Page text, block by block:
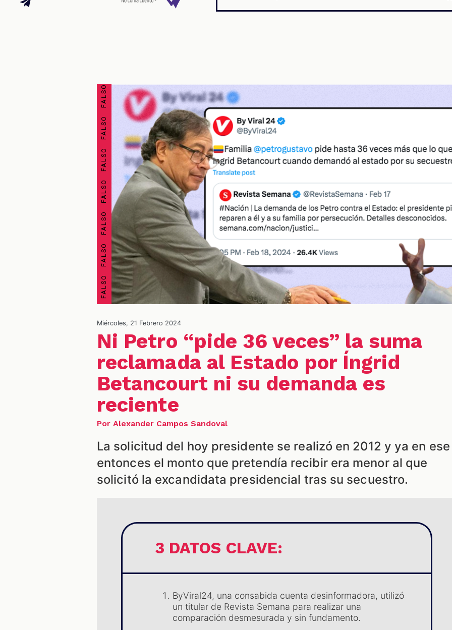
FALSO FALSO FALSO FALSO FALSO FALSO FALSO FALSO
Miércoles, 21 Febrero 2024
Ni Petro “pide 36 veces” la suma
reclamada al Estado por Íngrid
Betancourt ni su demanda es
reciente
Por Alexander Campos Sandoval
La solicitud del hoy presidente se realizó en 2012 y ya en ese
entonces el monto que pretendía recibir era menor al que
solicitó la excandidata presidencial tras su secuestro.
3 DATOS CLAVE:
ByViral24, una consabida cuenta desinformadora, utilizó
un titular de Revista Semana para realizar una
comparación desmesurada y sin fundamento.